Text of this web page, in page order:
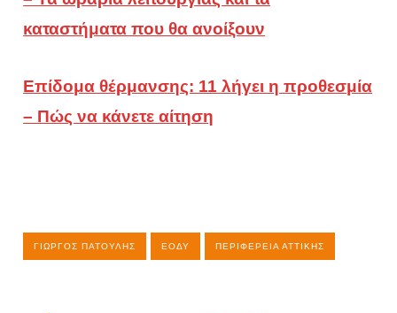
καταστήματα που θα ανοίξουν
Επίδομα θέρμανσης: 11 λήγει η προθεσμία
– Πώς να κάνετε αίτηση
ΓΙΏΡΓΟΣ ΠΑΤΟΎΛΗΣ ΕΟΔΥ ΠΕΡΙΦΈΡΕΙΑ ΑΤΤΙΚΉΣ